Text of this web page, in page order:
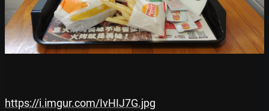
https://i.imgur.com/IvHIJ7G.jpg